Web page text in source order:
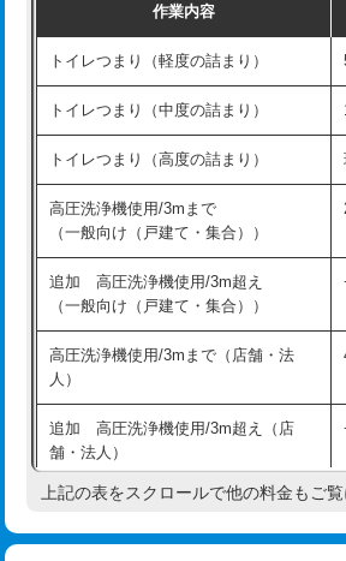
作業内容
トイレつまり（軽度の詰まり）
トイレつまり（中度の詰まり）
トイレつまり（高度の詰まり）
高圧洗浄機使用/3mまで
（一般向け（戸建て・集合））
追加 高圧洗浄機使用/3m超え
（一般向け（戸建て・集合））
高圧洗浄機使用/3mまで（店舗・法
人）
追加 高圧洗浄機使用/3m超え（店
舗・法人）
高度高圧洗浄換
上記の表をスクロールで他の料金もご覧